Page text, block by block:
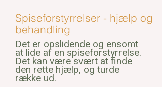
Spiseforstyrrelser - hjælp og
behandling
Det er opslidende og ensomt
at lide af en spiseforstyrrelse.
Det kan være svært at finde
den rette hjælp, og turde
række ud.